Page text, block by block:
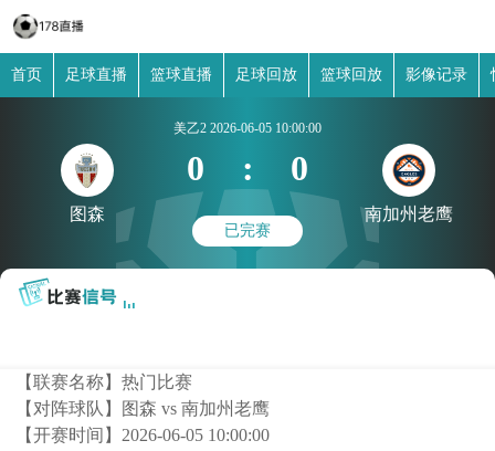
首页 足球直播 篮球直播 足球回放 篮球回放 影像记录
图森
美乙2 2026-06-05 10:00:00
0 : 0
已完赛
南加州老鹰
【联赛名称】热门比赛
【对阵球队】 图森 vs 南加州老鹰
【开赛时间】 2026-06-05 10:00:00